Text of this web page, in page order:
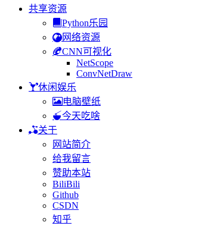
共享资源
Python乐园
网络资源
CNN可视化
NetScope
ConvNetDraw
休闲娱乐
电脑壁纸
今天吃啥
关于
网站简介
给我留言
赞助本站
BiliBili
Github
CSDN
知乎